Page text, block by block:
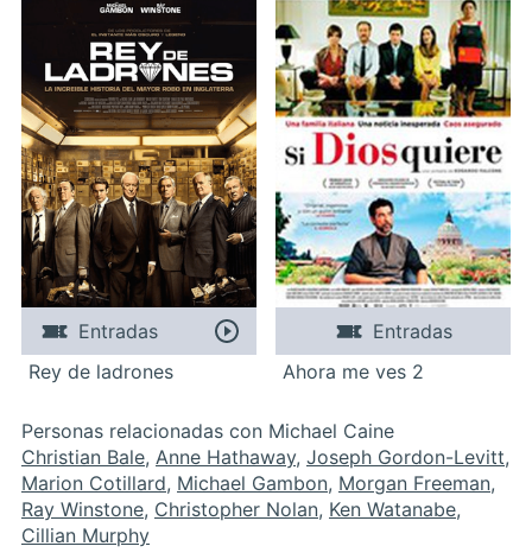
Entradas
Rey de ladrones
Entradas
Ahora me ves 2
Personas relacionadas con Michael Caine
Christian Bale, Anne Hathaway, Joseph Gordon-Levitt,
Marion Cotillard, Michael Gambon, Morgan Freeman,
Ray Winstone, Christopher Nolan, Ken Watanabe,
Cillian Murphy